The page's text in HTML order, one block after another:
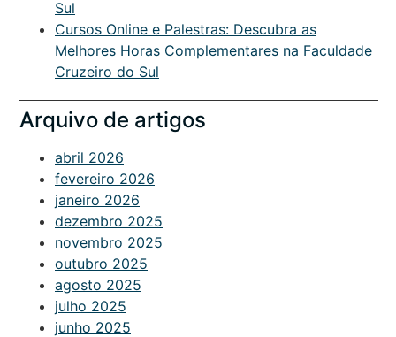
Sul
Cursos Online e Palestras: Descubra as
Melhores Horas Complementares na Faculdade
Cruzeiro do Sul
Arquivo de artigos
abril 2026
fevereiro 2026
janeiro 2026
dezembro 2025
novembro 2025
outubro 2025
agosto 2025
julho 2025
junho 2025